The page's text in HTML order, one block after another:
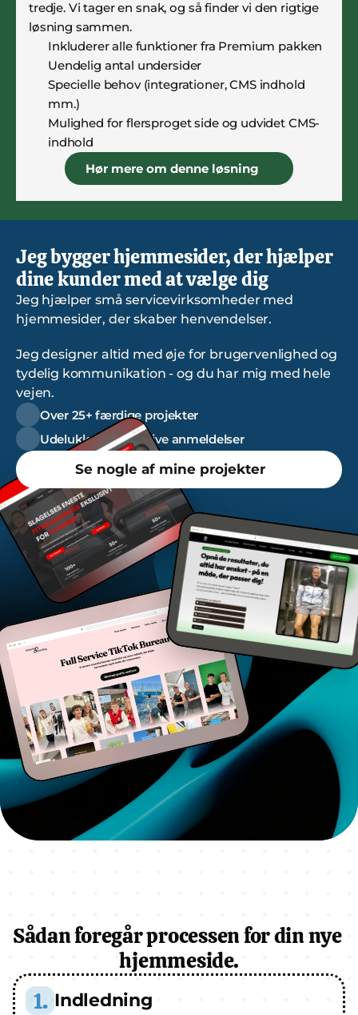
tredje. Vi tager en snak, og så finder vi den rigtige
løsning sammen.
Inkluderer alle funktioner fra Premium pakken
Uendelig antal undersider
Specielle behov (integrationer, CMS indhold
mm.)
Mulighed for flersproget side og udvidet CMS-
indhold
Hør mere om denne løsning
Jeg bygger hjemmesider, der hjælper
dine kunder med at vælge dig
Jeg hjælper små servicevirksomheder med
hjemmesider, der skaber henvendelser.
Jeg designer altid med øje for brugervenlighed og
tydelig kommunikation - og du har mig med hele
vejen.
Over 25+ færdige projekter
Udelukkende positive anmeldelser
Se nogle af mine projekter
Sådan foregår processen for din nye
hjemmeside.
1. Indledning